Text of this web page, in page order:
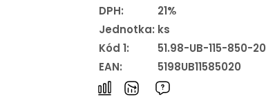
DPH:
21%
Jednotka: ks
Kód 1:
51.98-UB-115-850-20
EAN:
5198UB11585020